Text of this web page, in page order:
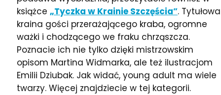
książce „Tyczka w Krainie Szczęścia”. Tytułowa
kraina gości przerażającego kraba, ogromne
ważki i chodzącego we fraku chrząszcza.
Poznacie ich nie tylko dzięki mistrzowskim
opisom Martina Widmarka, ale też ilustracjom
Emilii Dziubak. Jak widać, young adult ma wiele
twarzy. Więcej znajdziecie w tej kategorii.